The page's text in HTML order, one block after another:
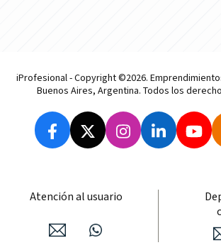
iProfesional - Copyright ©2026.
Buenos Aires, Argentina. Todos los
Atención al usuario